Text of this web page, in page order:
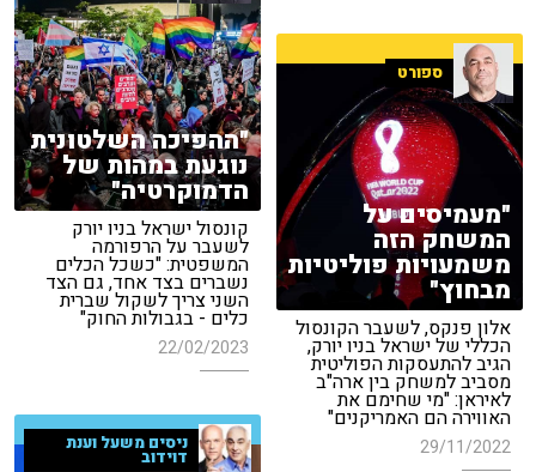
"ההפיכה השלטונית
נוגעת במהות של
הדמוקרטיה"
קונסול ישראל בניו יורק
לשעבר על הרפורמה
המשפטית: "כשכל הכלים
נשברים בצד אחד, גם הצד
השני צריך לשקול שברית
כלים - בגבולות החוק"
22/02/2023
ספורט
"מעמיסים על
המשחק הזה
משמעויות פוליטיות
מבחוץ"
אלון פנקס, לשעבר הקונסול
הכללי של ישראל בניו יורק,
הגיב להתעסקות הפוליטית
מסביב למשחק בין ארה"ב
לאיראן: "מי שחימם את
האווירה הם האמריקנים"
29/11/2022 ניסים משעל וענת
דוידוב